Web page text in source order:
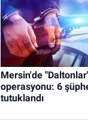
Mersin'de
operasyonu: 6
tutuklandı